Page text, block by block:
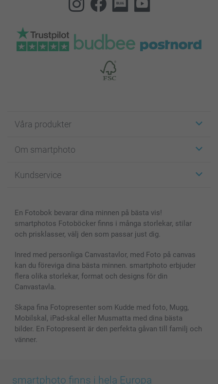
Våra produkter
Fotokort
Fotoböcker
Skal till Mobil & Surfplatta
MyNameBook
Fotoramar & Tillbehör
Presentkort
Alla fotoprodukter
Om smartphoto
För affiliates
Sitemap
Villkor och garantier
Kundservice
smartbonus
Priser & betalning
En Fotobok bevarar dina minnen på bästa vis!
smartphotos Fotoböcker finns i många storlekar, stilar
och prisklasser, välj den som passar just dig.
Inred med personliga Canvastavlor, med Foto på canvas
kan du föreviga dina bästa minnen. smartphoto erbjuder
flera olika storlekar, format och designs för din
Canvastavla.
Skapa fina Fotopresenter som Kudde med foto, Mugg,
Mobilskal, iPad-skal eller Musmatta med dina bästa
bilder. En Fotopresent är den perfekta gåvan till familj och
vänner.
smartphoto finns i hela Europa